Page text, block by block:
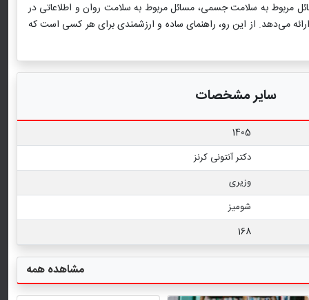
مربوط به سلامت جسمی، مسائل مربوط به سلامت روان و اطلاعاتی در
می‌دهد. از این رو، راهنمای ساده و ارزشمندی برای هر کسی است که
سایر مشخصات
1405
دکتر آنتونی کرنز
وزیری
شومیز
168
مشاهده همه